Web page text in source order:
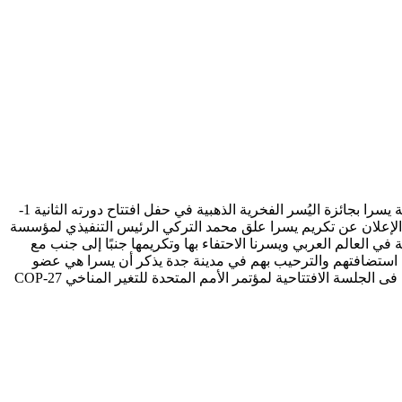
تقديراً لمساهمتها الاستثنائية في صناعة السينما العربية أعلن مهرجان البحر الأحمر السينمائي الدولي عن تكريم أيقونة السينما المصرية الفنانة يسرا بجائزة اليُسر الفخرية الذهبية في حفل افتتاح دورته الثانية 1-
الإعلان عن تكريم يسرا علق محمد التركي الرئيس التنفيذي لمؤسسة
العربي ويسرنا الاحتفاء بها وتكريمها جنبًا إلى جنب مع
استضافتهم والترحيب بهم في مدينة جدة يذكر أن يسرا هي عضو
مجلس أمناء منظمة كيميت بطرس غالي للسلام والمعرفة KBG وقد شاركت أخيراً في الفيلم التسجيلي تغير المناخ يغيرنا جميعاً الذي عُرض فى الجلسة الافتتاحية لمؤتمر الأمم المتحدة للتغير المناخي COP-27